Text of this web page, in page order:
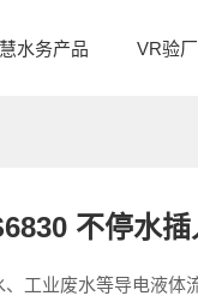
水务产品 VR验厂
不停水
工业废水等导电液体